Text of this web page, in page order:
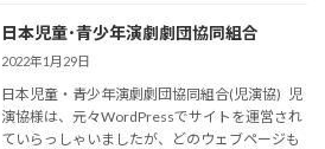
日本児童･青少年演劇劇団協同組合
2022年1月29日
日本児童・青少年演劇劇団協同組合(児演協) 児
演協様は、元々WordPressでサイトを運営され
ていらっしゃいましたが、どのウェブページも